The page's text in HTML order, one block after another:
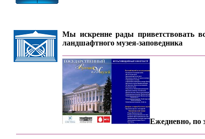
Мы искренне рады приветствовать
ландшафтного музея-заповедника
Ежедневно, по